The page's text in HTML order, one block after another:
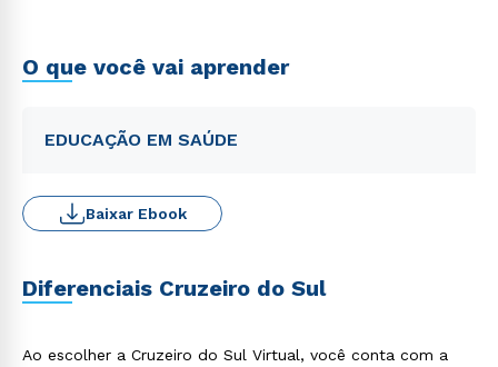
O que você vai aprender
EDUCAÇÃO EM SAÚDE
Baixar Ebook
Diferenciais Cruzeiro do Sul
Ao escolher a Cruzeiro do Sul Virtual, você conta com a